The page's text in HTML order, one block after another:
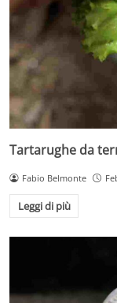
Tartarughe da
Fabio Belmonte
Leggi di più